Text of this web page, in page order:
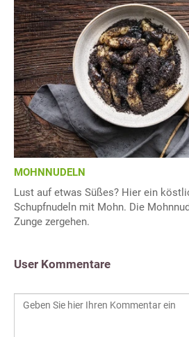
MOHNNUDELN
Lust auf etwas Süßes? Hier ein
Schupfnudeln mit Mohn. Die
Zunge zergehen.
User Kommentare